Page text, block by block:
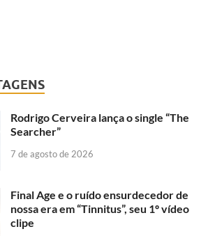
Rodrigo Cerveira lança o single “The
Searcher”
7 de agosto de 2026
Final Age e o ruído ensurdecedor de
nossa era em “Tinnitus”, seu 1º vídeo
clipe